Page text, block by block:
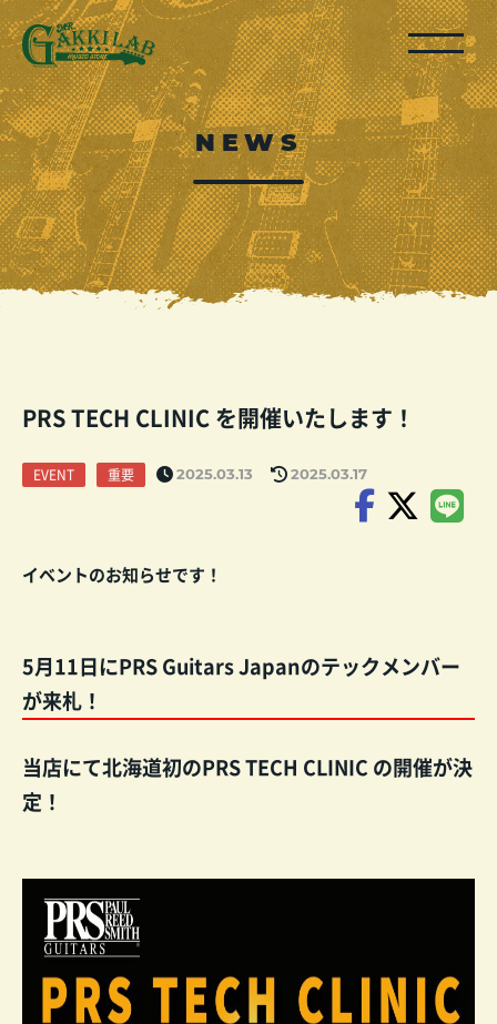
NEWS
PRS TECH CLINIC を開催いたします！
EVENT 重要 2025.03.13 2025.03.17
イベントのお知らせです！
5月11日にPRS Guitars Japanのテックメンバー
が来札！
当店にて北海道初のPRS TECH CLINIC の開催が決
定！